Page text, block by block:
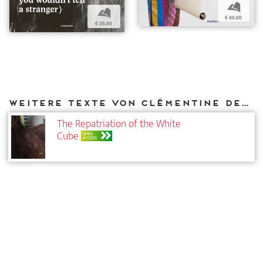
b
€ 35,00
b
€ 40,00
Weitere Texte von Clémentine Deliss bei DIAPHANES
The Repatriation of the White
Cube OPEN
ACCESS